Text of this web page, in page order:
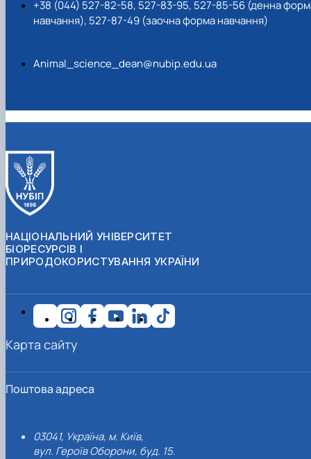
+38 (044) 527-82-58, 527-83-95, 527-85-56 (денна
навчання), 527-87-49 (заочна форма навчання)
Animal_science_dean@nubip.edu.ua
НАЦІОНАЛЬНИЙ УНІВЕРСИТЕТ
БІОРЕСУРСІВ І
ПРИРОДОКОРИСТУВАННЯ УКРАЇНИ
Поштова адреса
03041, Україна, м. Київ,
вул. Героїв Оборони, буд. 15.
Карта сайту